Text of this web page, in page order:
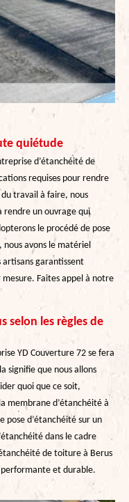
quiétude
d’étanchéité de
requises pour rendre
travail à faire, nous
rendre un ouvrage qui
le procédé de pose
nous avons le matériel
artisans garantissent
Faites appel à notre
selon les règles de
YD Couverture 72 se fera
signifie que nous allons
quoi que ce soit,
membrane d’étanchéité à
pose d’étanchéité sur un
dans le cadre
de toiture à Berus
et durable.